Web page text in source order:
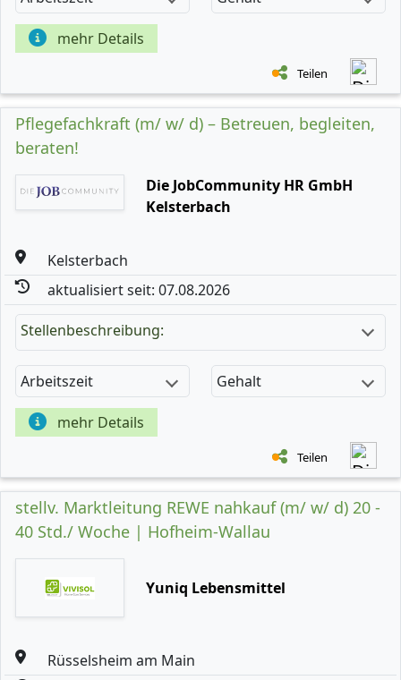
mehr Details
Teilen
Pflegefachkraft (m/ w/ d) – Betreuen, begleiten,
beraten!
Die JobCommunity HR GmbH
Kelsterbach
Kelsterbach
aktualisiert seit: 07.08.2026
Stellenbeschreibung:
Arbeitszeit Gehalt
mehr Details
Teilen
stellv. Marktleitung REWE nahkauf (m/ w/ d) 20 -
40 Std./ Woche | Hofheim-Wallau
Yuniq Lebensmittel
Rüsselsheim am Main